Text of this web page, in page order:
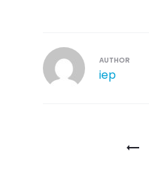
AUTHOR
iep